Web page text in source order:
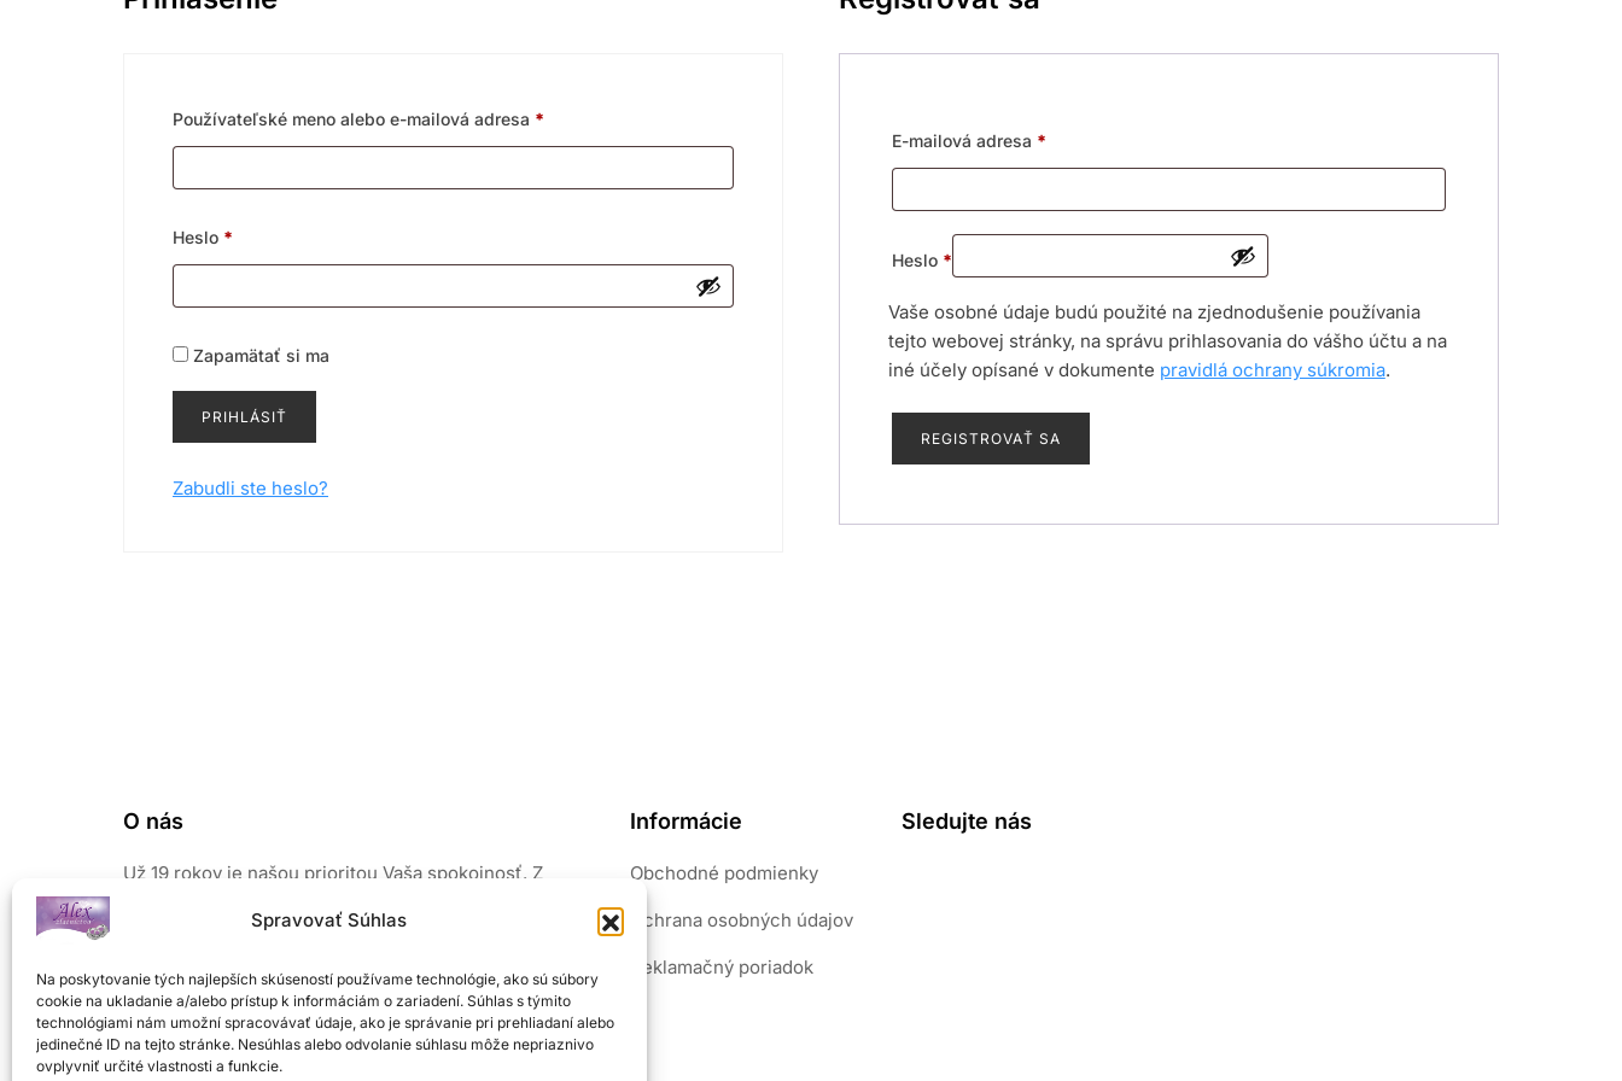
Spravovať Súhlas
Na poskytovanie tých najlepších skúseností používame technológie, ako sú súbory
cookie na ukladanie a/alebo prístup k informáciám o zariadení. Súhlas s týmito
technológiami nám umožní spracovávať údaje, ako je správanie pri prehliadaní alebo
jedinečné ID na tejto stránke. Nesúhlas alebo odvolanie súhlasu môže nepriaznivo
ovplyvniť určité vlastnosti a funkcie.
Používateľské meno alebo e-mailová adresa *
Heslo *
Zapamätať si ma
PRIHLÁSIŤ
Zabudli ste heslo?
E-mailová adresa *Povinné
Heslo *Povinné
Vaše osobné údaje budú použité na zjednodušenie používania
tejto webovej stránky, na správu prihlasovania do vášho účtu a na
iné účely opísané v dokumente pravidlá ochrany súkromia.
REGISTROVAŤ SA
O nás
Už 19 rokov je našou prioritou Vaša spokojnosť. Z
Pri výrobe používame len kvalitné a overené materiály.
od nás nikdy nezovšednie a budete chcieť ďalší.
Neváhajte a príďte si vybrať z veľkého množstva
šperkov z našej ponuky.
Informácie
Obchodné podmienky
Ochrana osobných údajov
Reklamačný poriadok
Sledujte nás